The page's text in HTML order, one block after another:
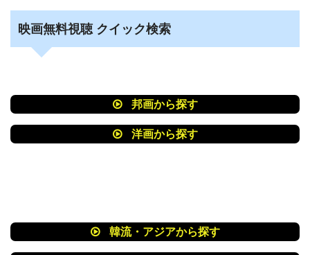
映画無料視聴 クイック検索
邦画から探す
洋画から探す
韓流・アジアから探す